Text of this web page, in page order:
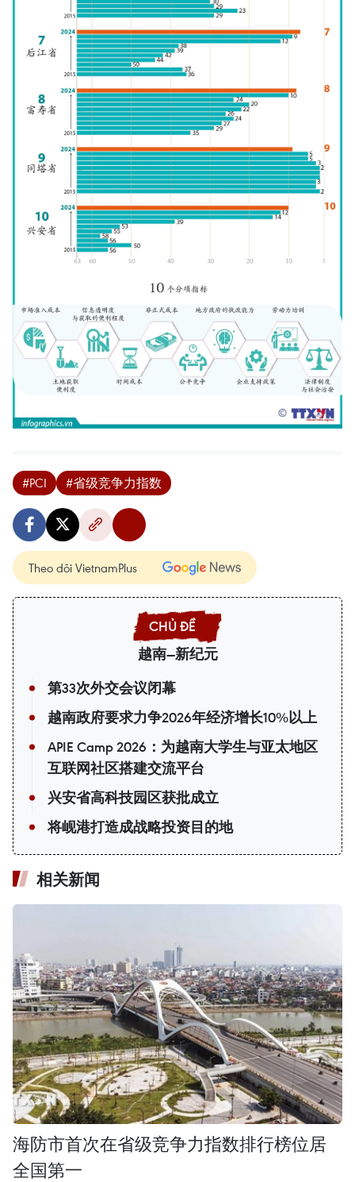
#PCI #省级竞争力指数
Theo dõi VietnamPlus
越南—新纪元
第33次外交会议闭幕
越南政府要求力争2026年经济增长10%以上
APIE Camp 2026：为越南大学生与亚太地区
互联网社区搭建交流平台
兴安省高科技园区获批成立
将岘港打造成战略投资目的地
相关新闻
海防市首次在省级竞争力指数排行榜位居
全国第一